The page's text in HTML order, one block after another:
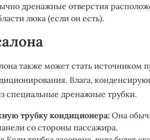
дренажные отверстия
люка (если он есть).
также может стать источником
Влага,
специальные дренажные трубки.
трубку кондиционера: Она
со стороны пассажира.